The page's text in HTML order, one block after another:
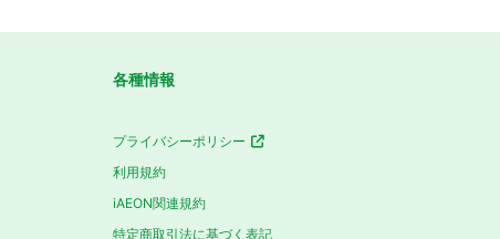
各種情報
プライバシーポリシー
利用規約
iAEON関連規約
特定商取引法に基づく表記